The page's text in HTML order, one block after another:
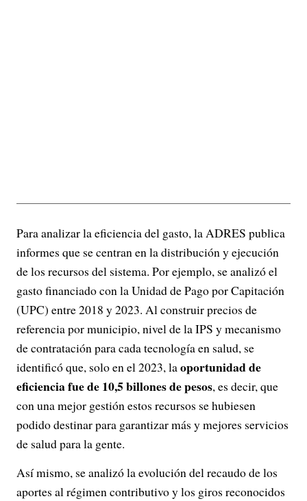
Para analizar la eficiencia del gasto, la ADRES publica
informes que se centran en la distribución y ejecución
de los recursos del sistema. Por ejemplo, se analizó el
gasto financiado con la Unidad de Pago por Capitación
(UPC) entre 2018 y 2023. Al construir precios de
referencia por municipio, nivel de la IPS y mecanismo
de contratación para cada tecnología en salud, se
identificó que, solo en el 2023, laoportunidad de
eficiencia fue de 10,5 billones de pesos, es decir, que
con una mejor gestión estos recursos se hubiesen
podido destinar para garantizar más y mejores servicios
de salud para la gente.
Así mismo, se analizó la evolución del recaudo de los
aportes al régimen contributivo y los giros reconocidos